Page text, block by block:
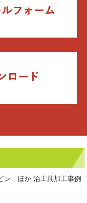
ン ほか 治工具加工事例